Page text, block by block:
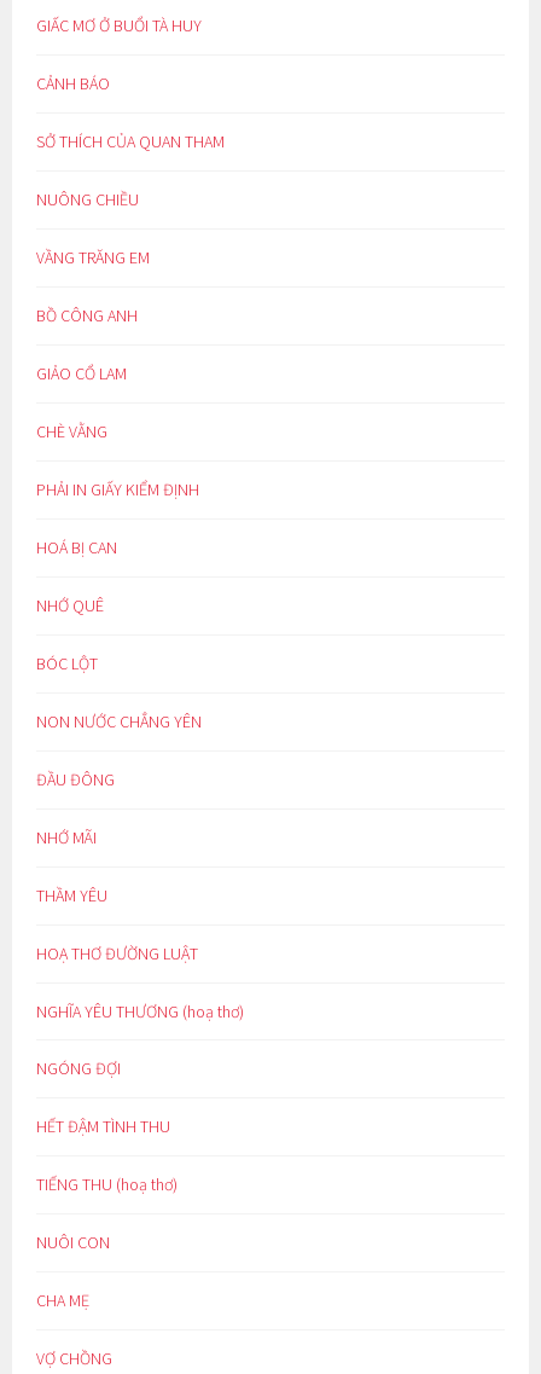
GIẤC MƠ Ở BUỔI TÀ HUY
CẢNH BÁO
SỞ THÍCH CỦA QUAN THAM
NUÔNG CHIỀU
VẦNG TRĂNG EM
BỒ CÔNG ANH
GIẢO CỔ LAM
CHÈ VẰNG
PHẢI IN GIẤY KIỂM ĐỊNH
HOÁ BỊ CAN
NHỚ QUÊ
BÓC LỘT
NON NƯỚC CHẲNG YÊN
ĐẦU ĐÔNG
NHỚ MÃI
THẦM YÊU
HOẠ THƠ ĐƯỜNG LUẬT
NGHĨA YÊU THƯƠNG (hoạ thơ)
NGÓNG ĐỢI
HẾT ĐẬM TÌNH THU
TIẾNG THU (hoạ thơ)
NUÔI CON
CHA MẸ
VỢ CHỒNG